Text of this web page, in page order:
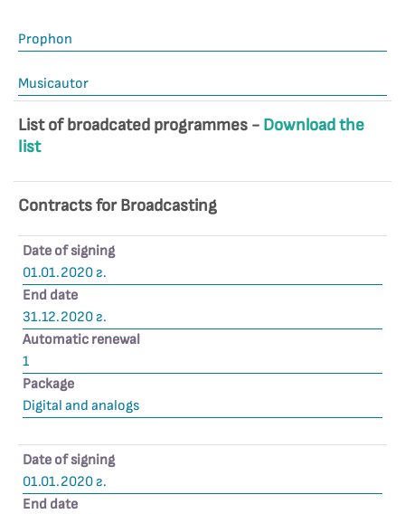
Prophon
Musicautor
List of broadcated programmes - Download the
list
Contracts for Broadcasting
Date of signing
01.01.2020 г.
End date
31.12.2020 г.
Automatic renewal
1
Package
Digital and analogs
Date of signing
01.01.2020 г.
End date